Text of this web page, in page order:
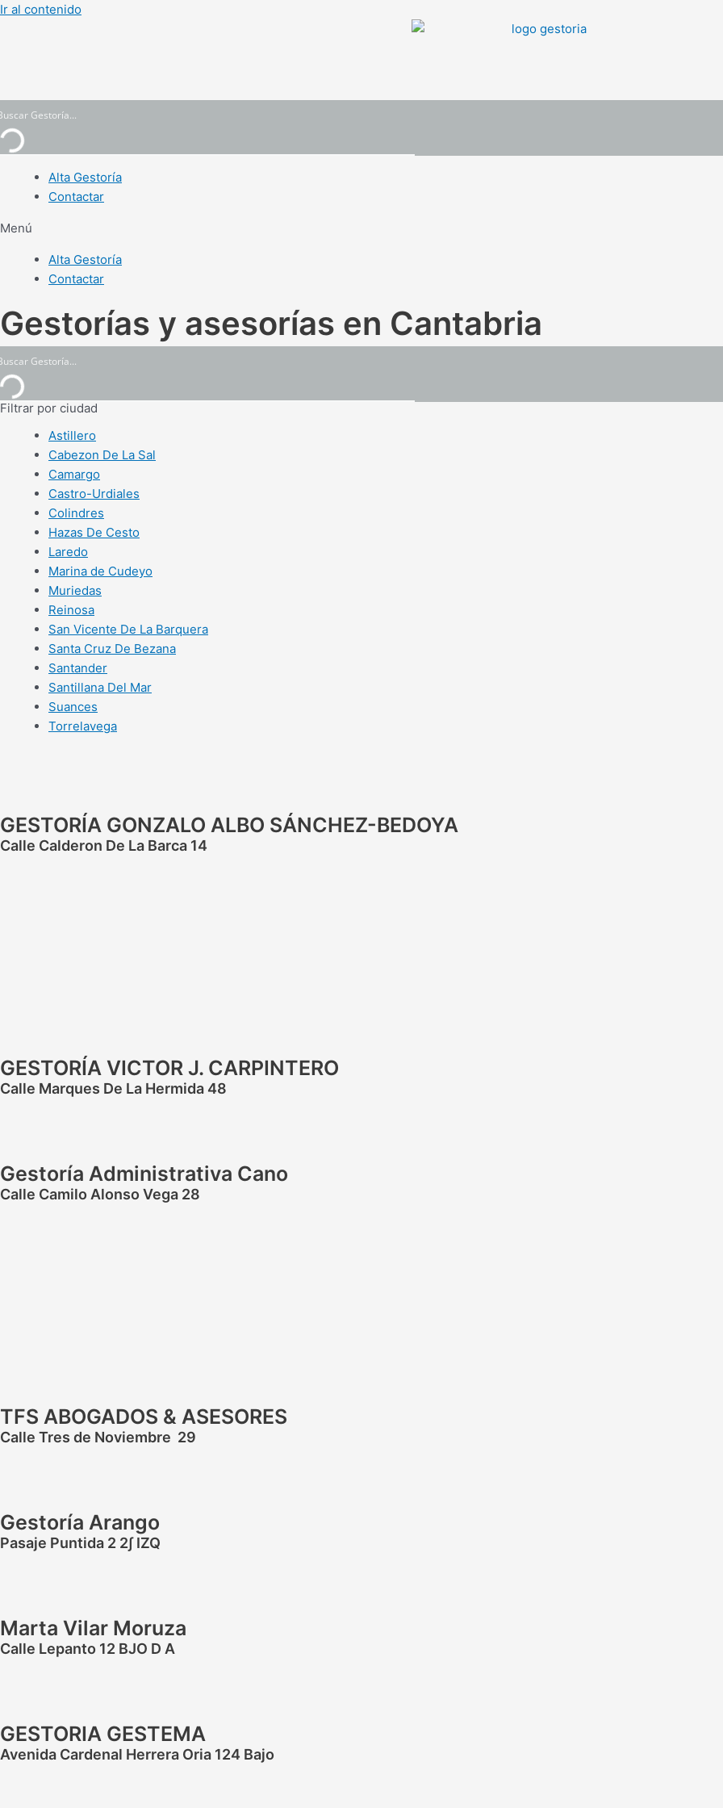
Ir al contenido
Alta Gestoría
Contactar
Menú
Alta Gestoría
Contactar
Gestorías y asesorías en Cantabria
Filtrar por ciudad
Astillero
Cabezon De La Sal
Camargo
Castro-Urdiales
Colindres
Hazas De Cesto
Laredo
Marina de Cudeyo
Muriedas
Reinosa
San Vicente De La Barquera
Santa Cruz De Bezana
Santander
Santillana Del Mar
Suances
Torrelavega
GESTORÍA GONZALO ALBO SÁNCHEZ-BEDOYA
Calle Calderon De La Barca 14
GESTORÍA VICTOR J. CARPINTERO
Calle Marques De La Hermida 48
Gestoría Administrativa Cano
Calle Camilo Alonso Vega 28
TFS ABOGADOS & ASESORES
Calle Tres de Noviembre 29
Gestoría Arango
Pasaje Puntida 2 2∫ IZQ
Marta Vilar Moruza
Calle Lepanto 12 BJO D A
GESTORIA GESTEMA
Avenida Cardenal Herrera Oria 124 Bajo